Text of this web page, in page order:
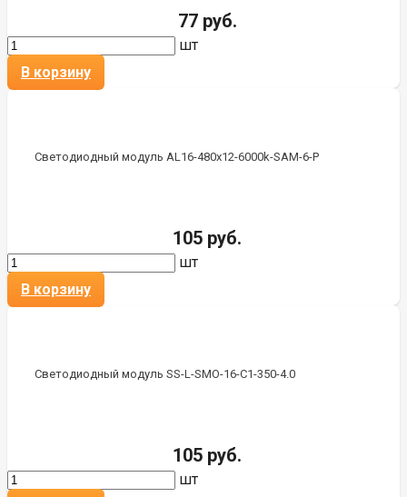
77 руб.
шт
В корзину
Светодиодный модуль AL16-480x12-6000k-SAM-6-P
105 руб.
шт
В корзину
Светодиодный модуль SS-L-SMO-16-C1-350-4.0
105 руб.
шт